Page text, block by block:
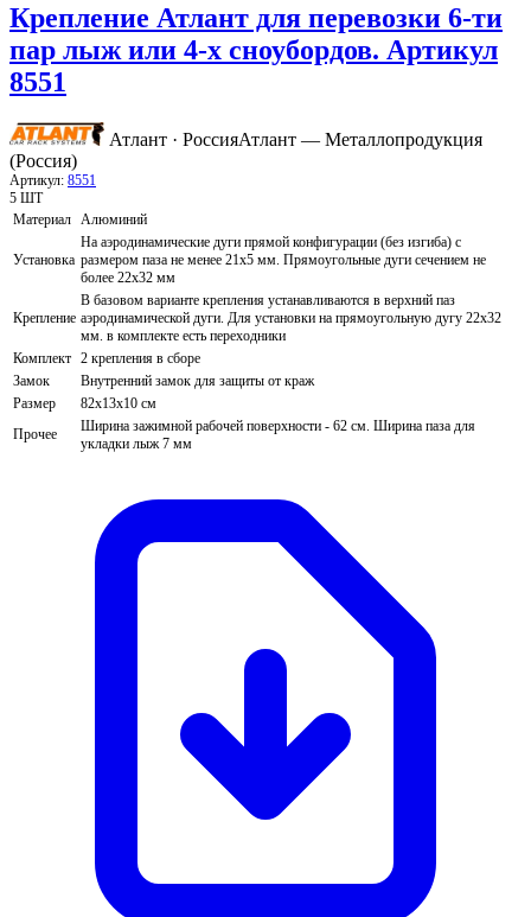
Крепление Атлант для перевозки 6-ти
пар лыж или 4-х сноубордов. Артикул
8551
Атлант · РоссияАтлант — Металлопродукция
(Россия)
Артикул: 8551
5 ШТ
Материал
Алюминий
Установка
На аэродинамические дуги прямой конфигурации (без изгиба) с
размером паза не менее 21х5 мм. Прямоугольные дуги сечением не
более 22х32 мм
Крепление
В базовом варианте крепления устанавливаются в верхний паз
аэродинамической дуги. Для установки на прямоугольную дугу 22х32
мм. в комплекте есть переходники
Комплект 2 крепления в сборе
Замок
Внутренний замок для защиты от краж
Размер
82х13х10 см
Прочее
Ширина зажимной рабочей поверхности - 62 см. Ширина паза для
укладки лыж 7 мм